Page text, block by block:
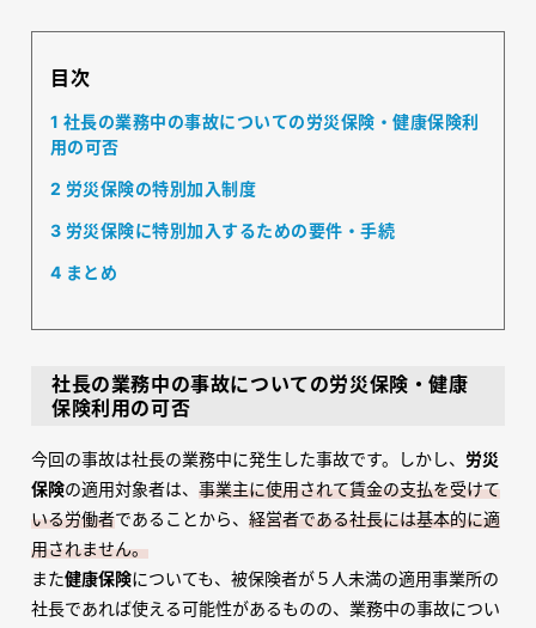
目次
1 社長の業務中の事故についての労災保険・健康保険利
用の可否
2 労災保険の特別加入制度
3 労災保険に特別加入するための要件・手続
4 まとめ
社長の業務中の事故についての労災保険・健康
保険利用の可否
今回の事故は社長の業務中に発生した事故です。しかし、 労災
保険の適用対象者は、 事業主に使用されて賃金の支払を受けて
いる労働者であることから、 経営者である社長には基本的に適
用されません。
また健康保険についても、被保険者が５人未満の適用事業所の
社長であれば使える可能性があるものの、業務中の事故につい